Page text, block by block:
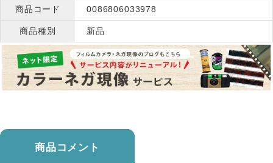
商品コード 0086806033978
商品種別 新品
商品コメント